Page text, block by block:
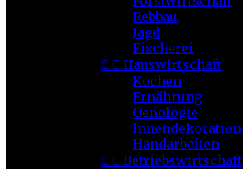
Rebbau
Jagd
Fischerei
  Hauswirtschaft
Kochen
Ernährung
Oenologie
Innendekoration
Handarbeiten
  Betriebswirtschaft